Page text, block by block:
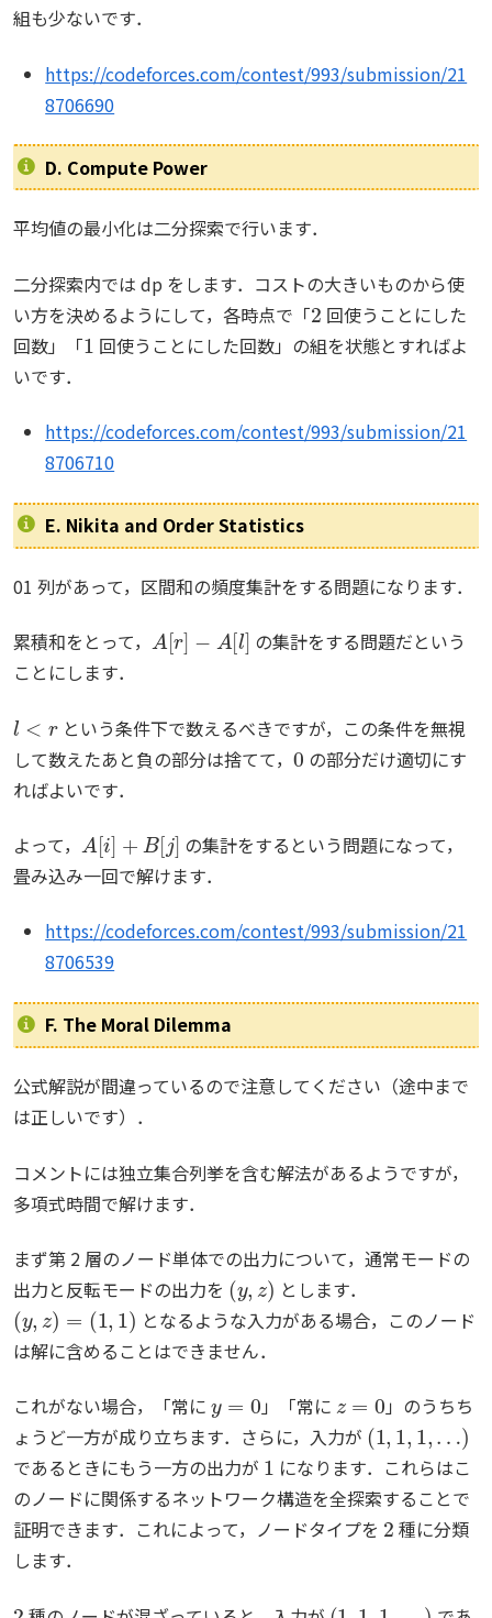
組も少ないです．
https://codeforces.com/contest/993/submission/21
8706690
D. Compute Power
平均値の最小化は二分探索で行います．
二分探索内では dp をします．コストの大きいものから使
い方を決めるようにして，各時点で「
2
回使うことにした
回数」「
1
回使うことにした回数」の組を状態とすればよ
いです．
https://codeforces.com/contest/993/submission/21
8706710
E. Nikita and Order Statistics
01 列があって，区間和の頻度集計をする問題になります．
累積和をとって，
[ ] ]
の集計をする問題だという
ことにします．
という条件下で数えるべきですが，この条件を無視
して数えたあと負の部分は捨てて，
0
の部分だけ適切にす
ればよいです．
よって，
[ ] ]
の集計をするという問題になって，
畳み込み一回で解けます．
https://codeforces.com/contest/993/submission/21
8706539
F. The Moral Dilemma
公式解説が間違っているので注意してください（途中まで
は正しいです）．
コメントには独立集合列挙を含む解法があるようですが，
多項式時間で解けます．
まず第 2 層のノード単体での出力について，通常モードの
出力と反転モードの出力を
(y,z)
とします．
(y,z)=(1,1 )
となるような入力がある場合，このノード
は解に含めることはできません．
これがない場合，「常に 」「常に
」のうちち
ょうど一方が成り立ちます．さらに，入力が
(1, 1,1 ,…)
であるときにもう一方の出力が
1
になります．これらはこ
のノードに関係するネットワーク構造を全探索することで
証明できます．これによって，ノードタイプを
2
種に分類
します．